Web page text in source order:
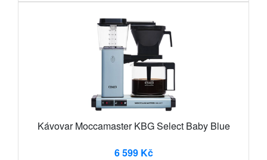
Kávovar Moccamaster KBG Select Baby Blue
6 599 Kč